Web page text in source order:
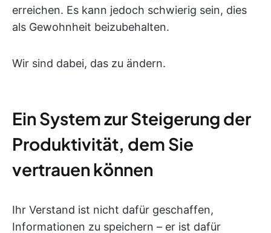
erreichen. Es kann jedoch schwierig sein, dies
als Gewohnheit beizubehalten.
Wir sind dabei, das zu ändern.
Ein System zur Steigerung der
Produktivität, dem Sie
vertrauen können
Ihr Verstand ist nicht dafür geschaffen,
Informationen zu speichern – er ist dafür